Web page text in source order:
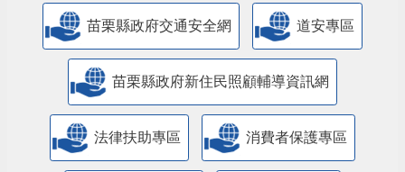
苗栗縣政府交通安全網 道安專區
苗栗縣政府新住民照顧輔導資訊網
法律扶助專區 消費者保護專區